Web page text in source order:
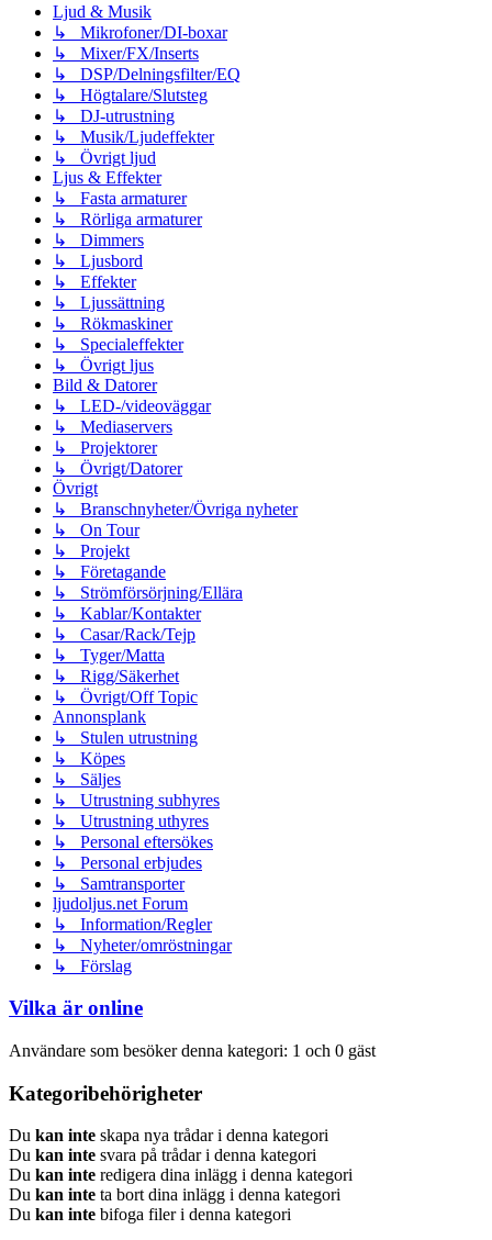
Ljud & Musik
↳ Mikrofoner/DI-boxar
↳ Mixer/FX/Inserts
↳ DSP/Delningsfilter/EQ
↳ Högtalare/Slutsteg
↳ DJ-utrustning
↳ Musik/Ljudeffekter
↳ Övrigt ljud
Ljus & Effekter
↳ Fasta armaturer
↳ Rörliga armaturer
↳ Dimmers
↳ Ljusbord
↳ Effekter
↳ Ljussättning
↳ Rökmaskiner
↳ Specialeffekter
↳ Övrigt ljus
Bild & Datorer
↳ LED-/videoväggar
↳ Mediaservers
↳ Projektorer
↳ Övrigt/Datorer
Övrigt
↳ Branschnyheter/Övriga nyheter
↳ On Tour
↳ Projekt
↳ Företagande
↳ Strömförsörjning/Ellära
↳ Kablar/Kontakter
↳ Casar/Rack/Tejp
↳ Tyger/Matta
↳ Rigg/Säkerhet
↳ Övrigt/Off Topic
Annonsplank
↳ Stulen utrustning
↳ Köpes
↳ Säljes
↳ Utrustning subhyres
↳ Utrustning uthyres
↳ Personal eftersökes
↳ Personal erbjudes
↳ Samtransporter
ljudoljus.net Forum
↳ Information/Regler
↳ Nyheter/omröstningar
↳ Förslag
Vilka är online
Användare som besöker denna kategori: 1 och 0 gäst
Kategoribehörigheter
Du kan inte skapa nya trådar i denna kategori
Du kan inte svara på trådar i denna kategori
Du kan inte redigera dina inlägg i denna kategori
Du kan inte ta bort dina inlägg i denna kategori
Du kan inte bifoga filer i denna kategori